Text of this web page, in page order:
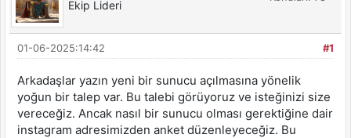
Ekip Lideri
#1
01-06-2025:14:42
Arkadaşlar yazın yeni bir sunucu açılmasına yönelik
yoğun bir talep var. Bu talebi görüyoruz ve isteğinizi size
vereceğiz. Ancak nasıl bir sunucu olması gerektiğine dair
instagram adresimizden anket düzenleyeceğiz. Bu